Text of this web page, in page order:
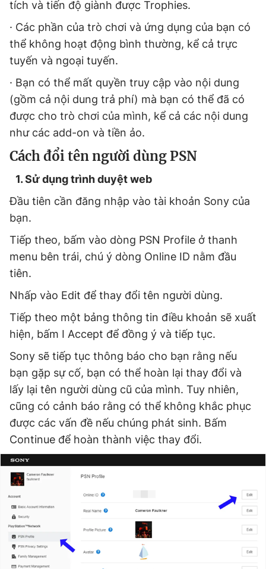
tích và tiến độ giành được Trophies.
· Các phần của trò chơi và ứng dụng của bạn có
thể không hoạt động bình thường, kể cả trực
tuyến và ngoại tuyến.
· Bạn có thể mất quyền truy cập vào nội dung
(gồm cả nội dung trả phí) mà bạn có thể đã có
được cho trò chơi của mình, kể cả các nội dung
như các add-on và tiền ảo.
Cách đổi tên người dùng PSN
1.Sử dụng trình duyệt web
Đầu tiên cần đăng nhập vào tài khoản Sony của
bạn.
Tiếp theo, bấm vào dòng PSN Profile ở thanh
menu bên trái, chú ý dòng Online ID nằm đầu
tiên.
Nhấp vào Edit để thay đổi tên người dùng.
Tiếp theo một bảng thông tin điều khoản sẽ xuất
hiện, bấm I Accept để đồng ý và tiếp tục.
Sony sẽ tiếp tục thông báo cho bạn rằng nếu
bạn gặp sự cố, bạn có thể hoàn lại thay đổi và
lấy lại tên người dùng cũ của mình. Tuy nhiên,
cũng có cảnh báo rằng có thể không khắc phục
được các vấn đề nếu chúng phát sinh. Bấm
Continue để hoàn thành việc thay đổi.